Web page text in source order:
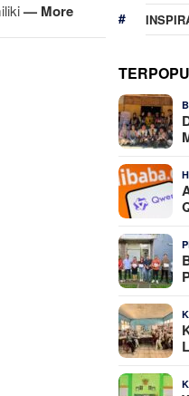
— More